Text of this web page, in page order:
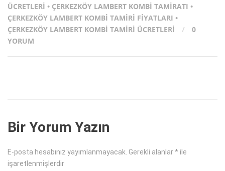
ÜCRETLERI • ÇERKEZKÖY LAMBERT KOMBI TAMIRATI •
ÇERKEZKÖY LAMBERT KOMBI TAMIRI FIYATLARI •
ÇERKEZKÖY LAMBERT KOMBI TAMIRI ÜCRETLERI
/
0
YORUM
Bir Yorum Yazın
E-posta hesabınız yayımlanmayacak. Gerekli alanlar* ile
işaretlenmişlerdir